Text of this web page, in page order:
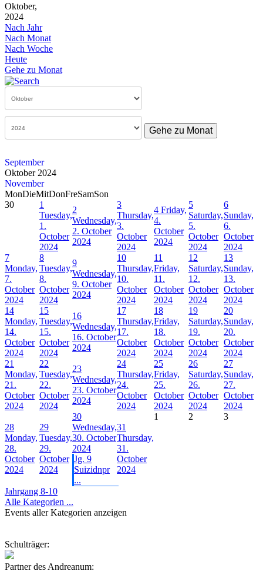
Oktober,
2024
Nach Jahr
Nach Monat
Nach Woche
Heute
Gehe zu Monat
Gehe zu Monat
September
Oktober 2024
November
MonDieMitDonFreSamSon
30
1
Tuesday,
1.
October
2024
2
Wednesday,
2. October
2024
3
Thursday,
3.
October
2024
4 Friday,
4.
October
2024
5
Saturday,
5.
October
2024
6
Sunday,
6.
October
2024
7
Monday,
7.
October
2024
8
Tuesday,
8.
October
2024
9
Wednesday,
9. October
2024
10
Thursday,
10.
October
2024
11
Friday,
11.
October
2024
12
Saturday,
12.
October
2024
13
Sunday,
13.
October
2024
14
Monday,
14.
October
2024
15
Tuesday,
15.
October
2024
16
Wednesday,
16. October
2024
17
Thursday,
17.
October
2024
18
Friday,
18.
October
2024
19
Saturday,
19.
October
2024
20
Sunday,
20.
October
2024
21
Monday,
21.
October
2024
22
Tuesday,
22.
October
2024
23
Wednesday,
23. October
2024
24
Thursday,
24.
October
2024
25
Friday,
25.
October
2024
26
Saturday,
26.
October
2024
27
Sunday,
27.
October
2024
28
Monday,
28.
October
2024
29
Tuesday,
29.
October
2024
30
Wednesday,
30. October
2024
Jg. 9
Suizidnpr
...
31
Thursday,
31.
October
2024
1 2 3
Jahrgang 8-10
Alle Kategorien ...
Events aller Kategorien anzeigen
Schulträger:
Partner des Andreanum: